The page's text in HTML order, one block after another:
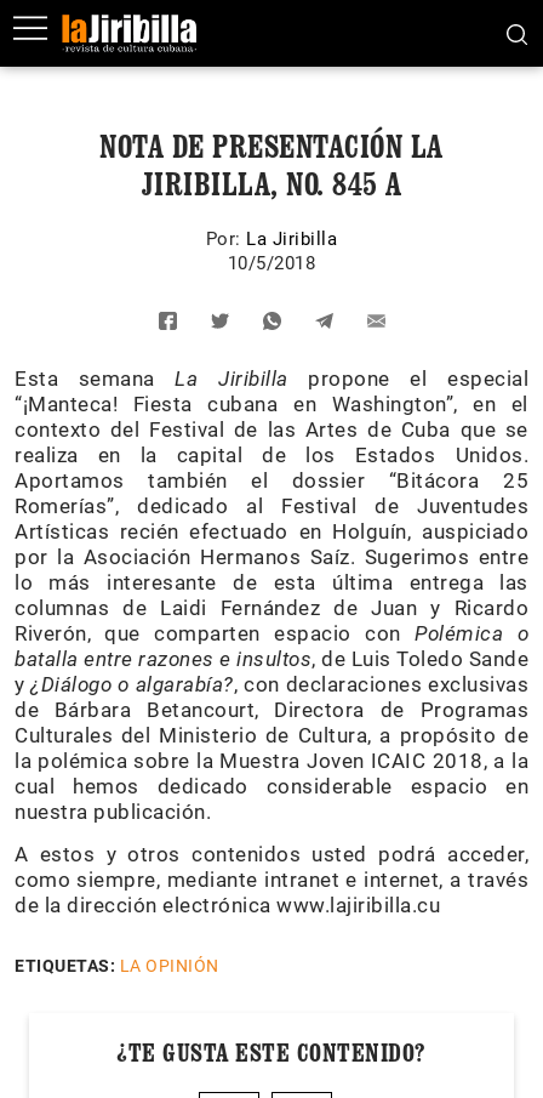
NOTA DE PRESENTACIÓN LA
JIRIBILLA, NO. 845 A
Por: La Jiribilla
10/5/2018
Esta semanaLa Jiribilla propone el especial
“¡Manteca! Fiesta cubana en Washington”, en el
contexto del Festival de las Artes de Cuba que se
realiza en la capital de los Estados Unidos.
Aportamos también el dossier “Bitácora 25
Romerías”, dedicado al Festival de Juventudes
Artísticas recién efectuado en Holguín, auspiciado
por la Asociación Hermanos Saíz. Sugerimos entre
lo más interesante de esta última entrega las
columnas de Laidi Fernández de Juan y Ricardo
Riverón, que comparten espacio conPolémica o
batalla entre razones e insultos, de Luis Toledo Sande
y¿Diálogo o algarabía?, con declaraciones exclusivas
de Bárbara Betancourt, Directora de Programas
Culturales del Ministerio de Cultura, a propósito de
la polémica sobre la Muestra Joven ICAIC 2018, a la
cual hemos dedicado considerable espacio en
nuestra publicación.
A estos y otros contenidos usted podrá acceder,
como siempre, mediante intranet e internet, a través
de la dirección electrónica www.lajiribilla.cu
ETIQUETAS: LA OPINIÓN
¿TE GUSTA ESTE CONTENIDO?